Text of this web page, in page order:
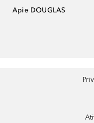
Apie DOUGLAS